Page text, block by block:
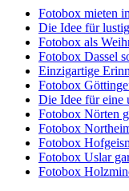
Fotobox mieten
Die Idee für
Fotobox als
Fotobox Dassel
Einzigartige
Fotobox
Die Idee für eine
Fotobox Nörten
Fotobox
Fotobox
Fotobox Uslar
Fotobox